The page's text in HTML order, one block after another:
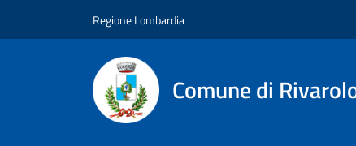
Regione Lombardia
Comune di